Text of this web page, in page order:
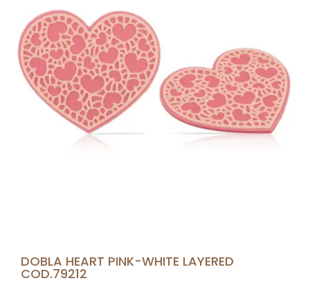
DOBLA HEART PINK-WHITE LAYERED
COD.79212